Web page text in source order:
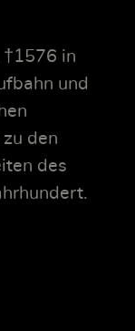
in
und
den
des